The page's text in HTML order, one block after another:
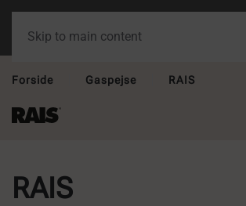
Skip to main content
Forside Gaspejse RAIS
RAIS